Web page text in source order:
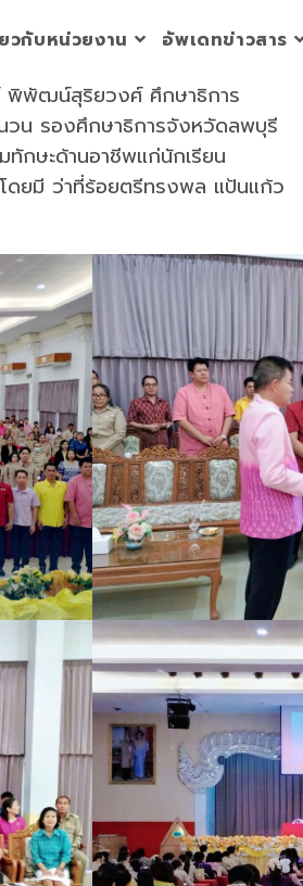
วกับหน่วยงาน อัพเดทข่าวสาร
พิพัฒน์สุริยวงศ์ ศึกษาธิการ
น รองศึกษาธิการจังหวัดลพบุรี
ทักษะด้านอาชีพแก่นักเรียน
โดยมี ว่าที่ร้อยตรีทรงพล แป้นแก้ว